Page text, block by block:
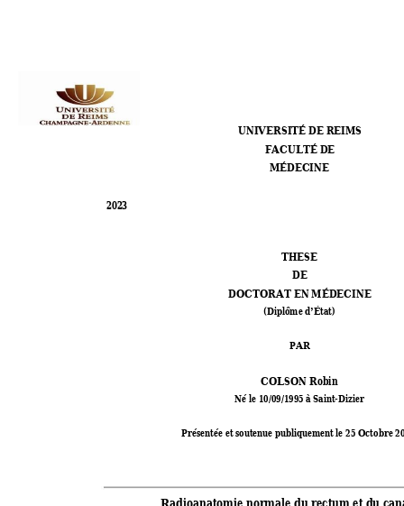
UNIVERSITÉ DE REIMS
FACULTÉ DE
MÉDECINE
2023
THESE
DE
DOCTORAT EN MÉDECINE
(Diplôme d’État)
PAR
COLSON Robin
Né le 10/09/1995 à Saint-Dizier
Présentée et soutenue publiquement le 25 Octobre 2